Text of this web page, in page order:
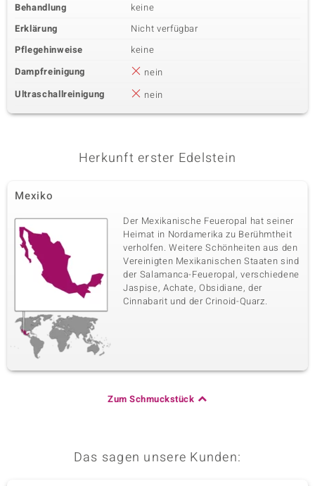
Behandlung
keine
Erklärung
Nicht verfügbar
Pflegehinweise
keine
Dampfreinigung
nein
Ultraschallreinigung
nein
Herkunft erster Edelstein
Mexiko
Der Mexikanische Feueropal hat seiner
Heimat in Nordamerika zu Berühmtheit
verholfen. Weitere Schönheiten aus den
Vereinigten Mexikanischen Staaten sind
der Salamanca-Feueropal, verschiedene
Jaspise, Achate, Obsidiane, der
Cinnabarit und der Crinoid-Quarz.
Zum Schmuckstück
Das sagen unsere Kunden: